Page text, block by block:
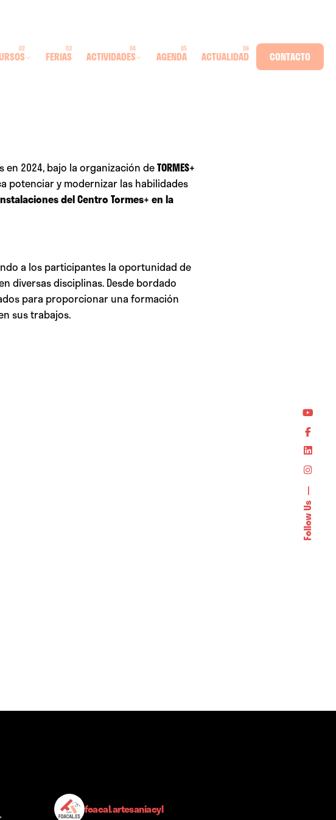
Follow Us
FERIAS ACTIVIDADES AGENDA ACTUALIDAD CONTACTO
2024, bajo la organización deTORMES+
potenciar y modernizar las habilidades
del Centro Tormes+ en la
a los participantes la oportunidad de
diversas disciplinas. Desde bordado
para proporcionar una formación
sus trabajos.
foacal.artesaniacyl